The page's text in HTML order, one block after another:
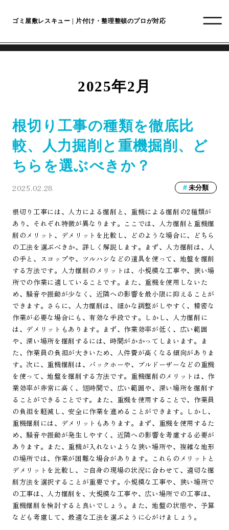
ゴミ屋敷レスキュー | 片付け・整理整頓のプロが対応
2025年2月
根切り工事の種類を徹底比
較、人力掘削と重機掘削、ど
ちらを選ぶべきか？
2025.02.28 未分類
根切り工事には、人力による掘削と、重機による掘削の2種類が
あり、それぞれ特徴が異なります。ここでは、人力掘削と重機掘
削のメリット、デメリットを比較し、どのような場合に、どちら
の工法を選ぶべきか、詳しく解説します。まず、人力掘削は、人
の手と、スコップや、ツルハシなどの道具を使って、地盤を掘削
する方法です。人力掘削のメリットは、小規模な工事や、狭い場
所での作業に適していることです。また、重機を使用しないた
め、騒音や振動が少なく、近隣への影響を最小限に抑えることが
できます。さらに、人力掘削は、細かな調整がしやすく、精密な
作業が必要な場合にも、有効な手段です。しかし、人力掘削に
は、デメリットもあります。まず、作業効率が低く、広い範囲
や、深い場所を掘削するには、時間がかかってしまいます。ま
た、作業員の負担が大きいため、人件費が高くなる傾向がありま
す。次に、重機掘削は、バックホーや、ブルドーザーなどの重機
を使って、地盤を掘削する方法です。重機掘削のメリットは、作
業効率が非常に高く、短時間で、広い範囲や、深い場所を掘削す
ることができることです。また、重機を使用することで、作業員
の負担を軽減し、安全に作業を進めることができます。しかし、
重機掘削には、デメリットもあります。まず、重機を使用するた
め、騒音や振動が発生しやすく、近隣への影響を考慮する必要が
あります。また、重機が入れないような狭い場所や、複雑な地形
の場所では、作業が困難な場合があります。これらのメリットと
デメリットを比較し、ご自身の現場の状況に合わせて、適切な掘
削方法を選択することが重要です。小規模な工事や、狭い場所で
の工事は、人力掘削を、大規模な工事や、広い場所での工事は、
重機掘削を検討すると良いでしょう。また、地盤の状態や、予算
なども考慮して、最適な工法を選ぶように心がけましょう。